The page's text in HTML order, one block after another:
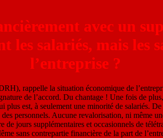
avec un
les salariés, mais les
l’entreprise ?
rappelle la situation économique de
de l’accord. Du chantage ! Une fois de
plus est, à seulement une minorité de salariés.
personnels. Aucune revalorisation, ni même
de jours supplémentaires et occasionnels de
sans contrepartie financière de la part de